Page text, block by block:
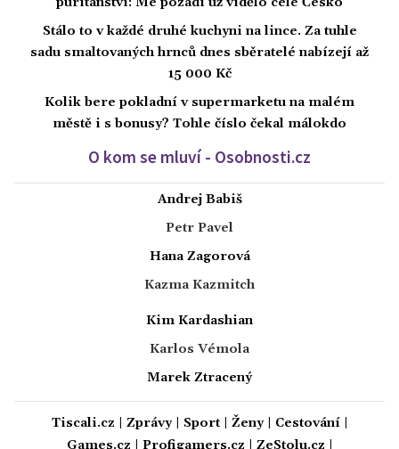
Stálo to v každé druhé kuchyni na lince. Za tuhle
sadu smaltovaných hrnců dnes sběratelé nabízejí až
15 000 Kč
Kolik bere pokladní v supermarketu na malém
městě i s bonusy? Tohle číslo čekal málokdo
O kom se mluví - Osobnosti.cz
Andrej Babiš
Petr Pavel
Hana Zagorová
Kazma Kazmitch
Kim Kardashian
Karlos Vémola
Marek Ztracený
Tiscali.cz Zprávy| Sport| Ženy| Cestování|
Games.cz
Profigamers.cz ZeStolu.cz